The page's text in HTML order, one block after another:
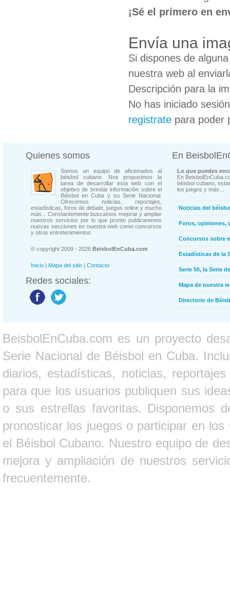
¡Sé el primero en
Envía una
Si dispones de
nuestra web al
Descripción para la
No has iniciado
registrate para poder
Quienes somos
Somos un equipo de aficionados al
béisbol cubano. Nos propusimos la
tarea de desarrollar esta web con el
objetivo de brindar información sobre el
Béisbol en Cuba y su Serie Nacional.
Ofrecemos noticias, reportajes,
estadísticas, foros de debate, juegos online y mucho
más... Constantemente buscamos mejorar y ampliar
nuestros servicios por lo que pronto publicaremos
nuevas secciones en nuestra web como concursos
y otros entretenimientos.
© copyright 2009 - 2026 BeisbolEnCuba.com
Inicio | Mapa del sitio | Contacto
Redes sociales:
En
Lo que puedes
En
béisbol cubano,
los juegos y más...
Noticias del
Foros, opiniones,
Concursos sobre
Estadísticas de la
Serie 50, la Serie
Mapa de nuestra
Directorio de
BeisbolEnCuba.com es un proyecto
Serie Nacional de Béisbol en Cuba.
diarios, estadísticas, noticias,
para que los usuarios publiquen sus
o sus estrellas favoritas. Disponemos
pronosticar los juegos o participar en
el Béisbol Cubano. Nuestro equipo de
mejora y ampliación de nuestros
frecuentemente.